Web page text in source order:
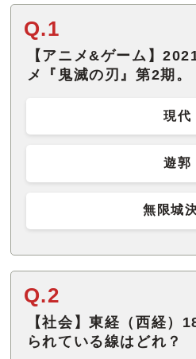
Q.1
【アニメ&ゲーム】
メ『鬼滅の刃』第2期。
現代
遊郭
無限城
Q.2
【社会】東経（西経）
られている線はどれ？